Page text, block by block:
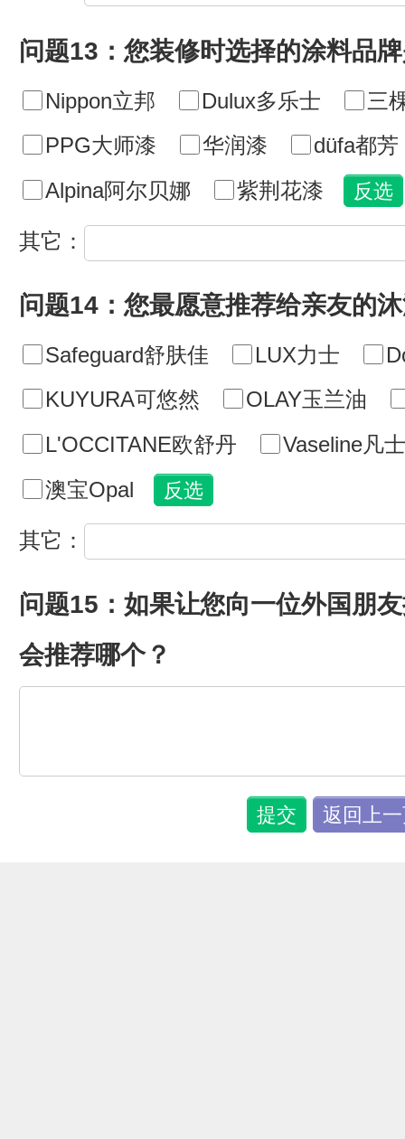
问题13：您装修时选择的涂料品
Nippon立邦 Dulux多乐士
三
PPG大师漆
华润漆
düfa都芳
Alpina阿尔贝娜
紫荆花漆
其它：
问题14：您最愿意推荐给亲友的
Safeguard舒肤佳 LUX力士
KUYURA可悠然
OLAY玉兰油
L'OCCITANE欧舒丹
Vaseline凡
澳宝Opal
其它：
问题15：如果让您向一位外国朋
会推荐哪个？